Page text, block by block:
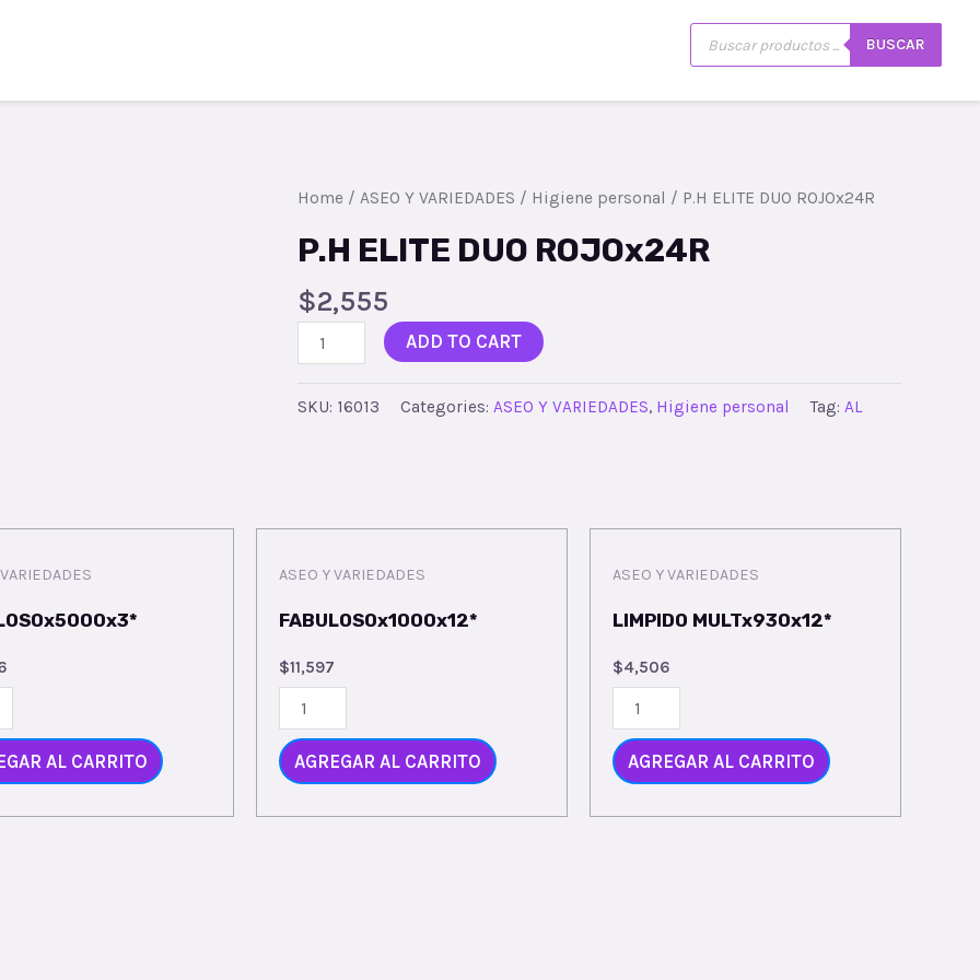
Búsqueda
de
productos
BUSCAR
Home / ASEO Y VARIEDADES / Higiene personal / P.H ELITE DUO ROJOx24R
P.H ELITE DUO ROJOx24R
$2,555
P.H
ELITE
ADD TO CART
SKU: 16013 Categories: ASEO Y VARIEDADES, Higiene personal Tag: AL
AL CARRITO
ASEO Y VARIEDADES
FABULOSOx1000x12*
$11,597
FABULOSOx1000x12*
quantity
AGREGAR AL CARRITO
ASEO Y VARIEDADES
LIMPIDO MULTx930x12*
$4,506
LIMPIDO
MULTx930x12*
quantity
AGREGAR AL CARRITO